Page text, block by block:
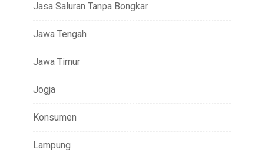
Jasa Saluran Tanpa Bongkar
Jawa Tengah
Jawa Timur
Jogja
Konsumen
Lampung